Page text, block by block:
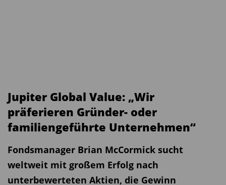
Jupiter Global Value: „Wir
präferieren Gründer- oder
familiengeführte Unternehmen“
Fondsmanager Brian McCormick sucht
weltweit mit großem Erfolg nach
unterbewerteten Aktien, die Gewinn